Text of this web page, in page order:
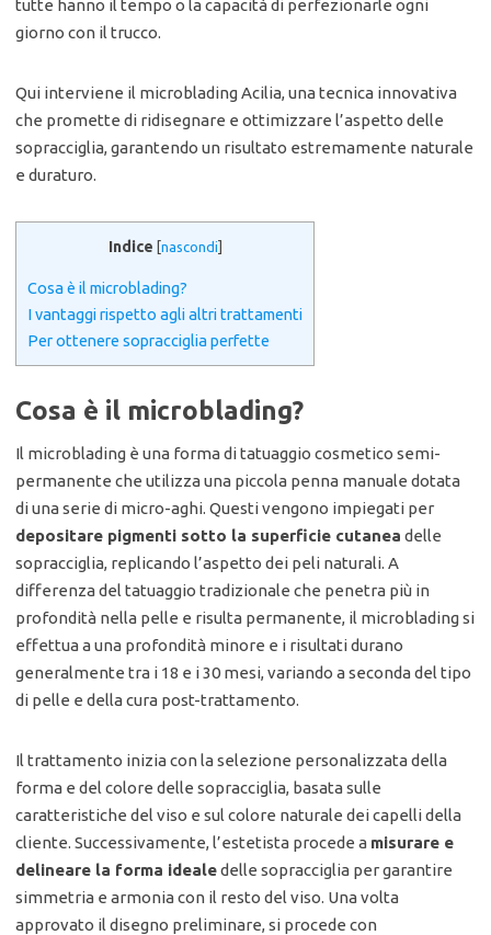
tutte hanno il tempo o la capacità di perfezionarle ogni
giorno con il trucco.
Qui interviene il microblading Acilia, una tecnica innovativa
che promette di ridisegnare e ottimizzare l’aspetto delle
sopracciglia, garantendo un risultato estremamente naturale
e duraturo.
Indice nascondi
Cosa è il microblading?
I vantaggi rispetto agli altri trattamenti
Per ottenere sopracciglia perfette
Cosa è il microblading?
Il microblading è una forma di tatuaggio cosmetico semi-
permanente che utilizza una piccola penna manuale dotata
di una serie di micro-aghi. Questi vengono impiegati per
depositare pigmenti sotto la superficie cutanea delle
sopracciglia, replicando l’aspetto dei peli naturali. A
differenza del tatuaggio tradizionale che penetra più in
profondità nella pelle e risulta permanente, il microblading si
effettua a una profondità minore e i risultati durano
generalmente tra i 18 e i 30 mesi, variando a seconda del tipo
di pelle e della cura post-trattamento.
Il trattamento inizia con la selezione personalizzata della
forma e del colore delle sopracciglia, basata sulle
caratteristiche del viso e sul colore naturale dei capelli della
cliente. Successivamente, l’estetista procede a misurare e
delineare la forma idealedelle sopracciglia per garantire
simmetria e armonia con il resto del viso. Una volta
approvato il disegno preliminare, si procede con